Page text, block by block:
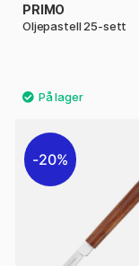
PRIMO
Oljepastell 25-sett
20%